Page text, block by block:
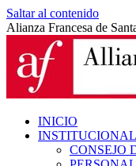
Saltar al contenido
Alianza Francesa de
INICIO
INSTITUCIONAL
CONSEJO